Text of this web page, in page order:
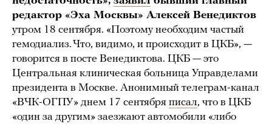
редактор «Эха Москвы» Алексей Венедиктов
утром 18 сентября. «Поэтому необходим частый
гемодиализ. Что, видимо, и происходит в ЦКБ», —
говорится в посте Венедиктова. ЦКБ — это
Центральная клиническая больница Управделами
президента в Москве. Анонимный телеграм-канал
«ВЧК-ОГПУ» днем 17 сентября писал, что в ЦКБ
«один за другим» заезжают автомобили «либо